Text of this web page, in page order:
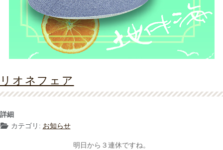
リオネフェア
詳細
カテゴリ: お知らせ
明日から３連休ですね。